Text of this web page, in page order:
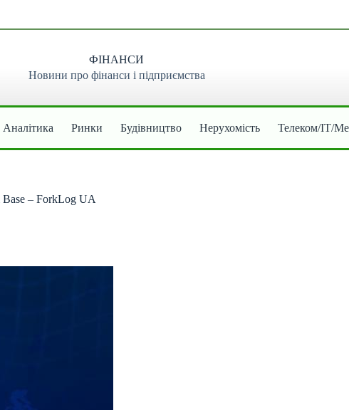
ФІНАНСИ
Новини про фінанси і підприємства
Аналітика Ринки Будівництво Нерухомість Телеком/ІТ/
Base – ForkLog UA